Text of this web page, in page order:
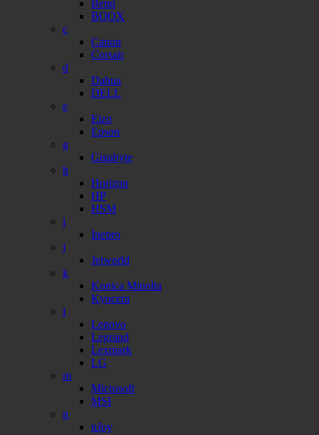
Benq
BOOX
c
Canon
Corsair
d
Dahua
DELL
e
Eizo
Epson
g
Gigabyte
h
Horizon
HP
HSM
i
Inepro
j
Jetworld
k
Konica Minolta
Kyocera
l
Lenovo
Legrand
Lexmark
LG
m
Microsoft
MSI
n
nJoy